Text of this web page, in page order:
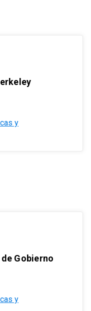
y
Gobierno
y